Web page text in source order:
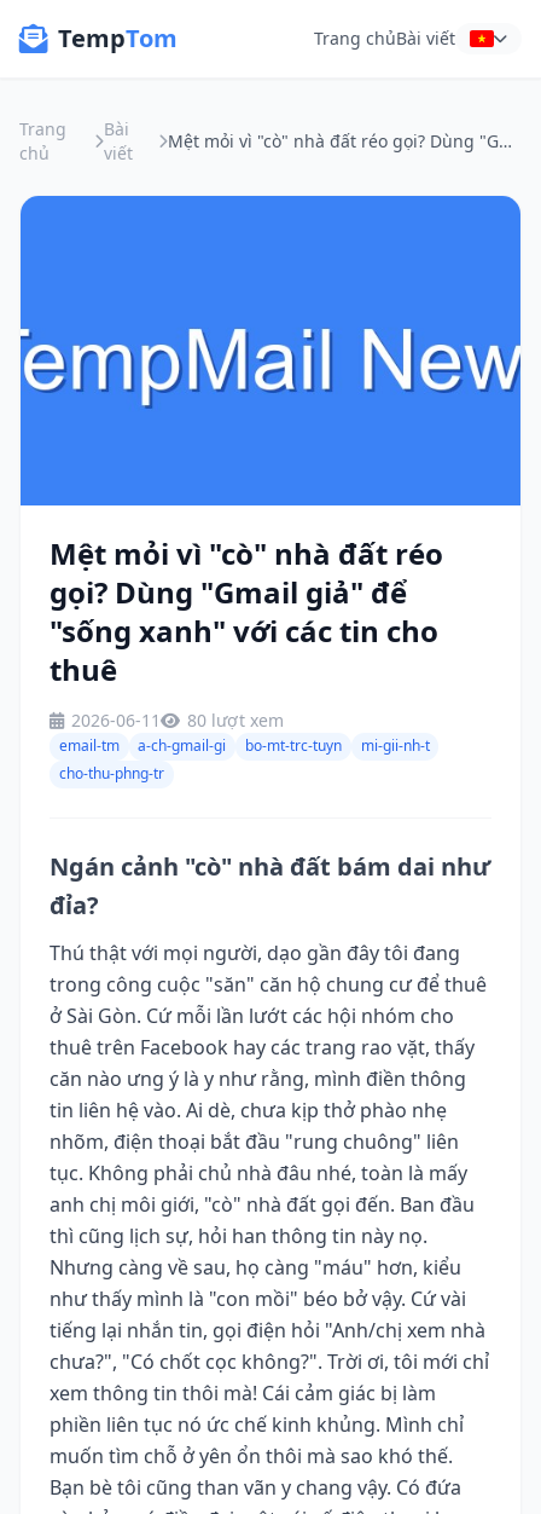
TempTom Trang chủBài viết
Trang
chủ
Bài
viết
Mệt mỏi vì "cò" nhà đất réo gọi? Dùng "Gmail giả" để "sống xanh" với các tin cho thuê
Mệt mỏi vì "cò" nhà đất réo
gọi? Dùng "Gmail giả" để
"sống xanh" với các tin cho
thuê
2026-06-11 80 lượt xem
email-tm a-ch-gmail-gi bo-mt-trc-tuyn
mi-gii-nh-t
cho-thu-phng-tr
Ngán cảnh "cò" nhà đất bám dai như
đỉa?
Thú thật với mọi người, dạo gần đây tôi đang
trong công cuộc "săn" căn hộ chung cư để thuê
ở Sài Gòn. Cứ mỗi lần lướt các hội nhóm cho
thuê trên Facebook hay các trang rao vặt, thấy
căn nào ưng ý là y như rằng, mình điền thông
tin liên hệ vào. Ai dè, chưa kịp thở phào nhẹ
nhõm, điện thoại bắt đầu "rung chuông" liên
tục. Không phải chủ nhà đâu nhé, toàn là mấy
anh chị môi giới, "cò" nhà đất gọi đến. Ban đầu
thì cũng lịch sự, hỏi han thông tin này nọ.
Nhưng càng về sau, họ càng "máu" hơn, kiểu
như thấy mình là "con mồi" béo bở vậy. Cứ vài
tiếng lại nhắn tin, gọi điện hỏi "Anh/chị xem nhà
chưa?", "Có chốt cọc không?". Trời ơi, tôi mới chỉ
xem thông tin thôi mà! Cái cảm giác bị làm
phiền liên tục nó ức chế kinh khủng. Mình chỉ
muốn tìm chỗ ở yên ổn thôi mà sao khó thế.
Bạn bè tôi cũng than vãn y chang vậy. Có đứa